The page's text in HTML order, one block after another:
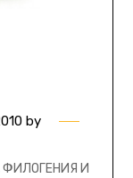
by
ФИЛОГЕНИЯ И